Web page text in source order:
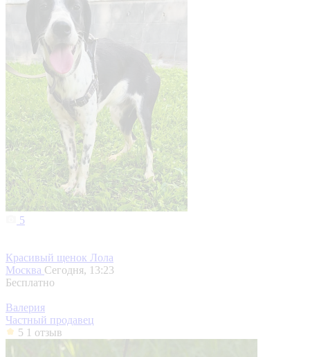
5
Красивый щенок Лола
Москва Сегодня, 13:23
Бесплатно
Валерия
Частный продавец
5 1 отзыв